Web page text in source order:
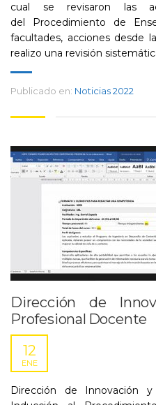
cual se revisaron las
del Procedimiento de
facultades, acciones desde
realizo una revisión
Publicado en: Noticias 2022
Dirección de
Profesional Docente
12
ENE
Dirección de Innovación y